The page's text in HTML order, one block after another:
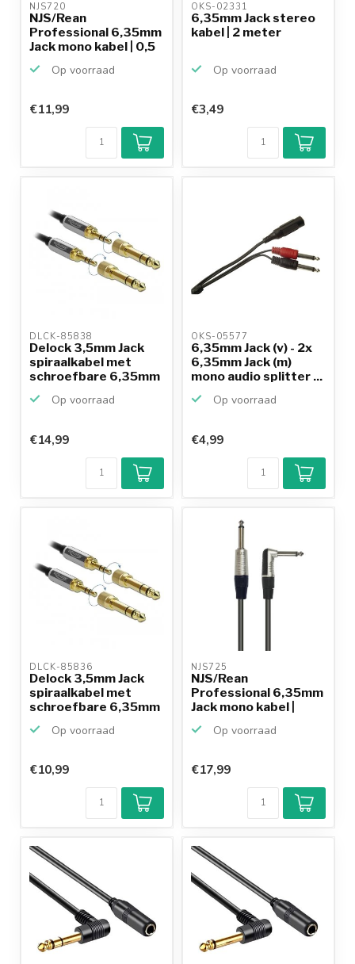
NJS720
NJS/Rean
Professional 6,35mm
Jack mono kabel | 0,5
Op voorraad
€11,99
OKS-02331
6,35mm Jack stereo
kabel | 2 meter
Op voorraad
€3,49
DLCK-85838
Delock 3,5mm Jack
spiraalkabel met
schroefbare 6,35mm
Op voorraad
€14,99
OKS-05577
6,35mm Jack (v) - 2x
6,35mm Jack (m)
mono audio splitter ...
Op voorraad
€4,99
DLCK-85836
Delock 3,5mm Jack
spiraalkabel met
schroefbare 6,35mm
Op voorraad
€10,99
NJS725
NJS/Rean
Professional 6,35mm
Jack mono kabel |
Op voorraad
€17,99